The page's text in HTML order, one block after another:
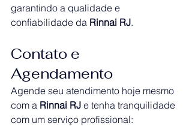
garantindo a qualidade e
confiabilidade da Rinnai RJ.
Contato e
Agendamento
Agende seu atendimento hoje mesmo
com a Rinnai RJ e tenha tranquilidade
com um serviço profissional: